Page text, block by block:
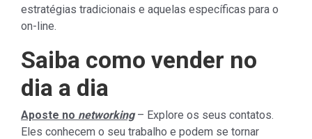
estratégias tradicionais e aquelas específicas para o
on-line.
Saiba como vender no
dia a dia
Aposte no networking– Explore os seus contatos.
Eles conhecem o seu trabalho e podem se tornar